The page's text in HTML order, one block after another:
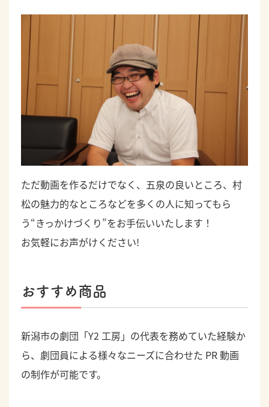
ただ動画を作るだけでなく、五泉の良いところ、村
松の魅力的なところなどを多くの人に知ってもら
う“きっかけづくり”をお手伝いいたします！
お気軽にお声がけください!
おすすめ商品
新潟市の劇団「Y2 工房」の代表を務めていた経験か
ら、劇団員による様々なニーズに合わせた PR 動画
の制作が可能です。